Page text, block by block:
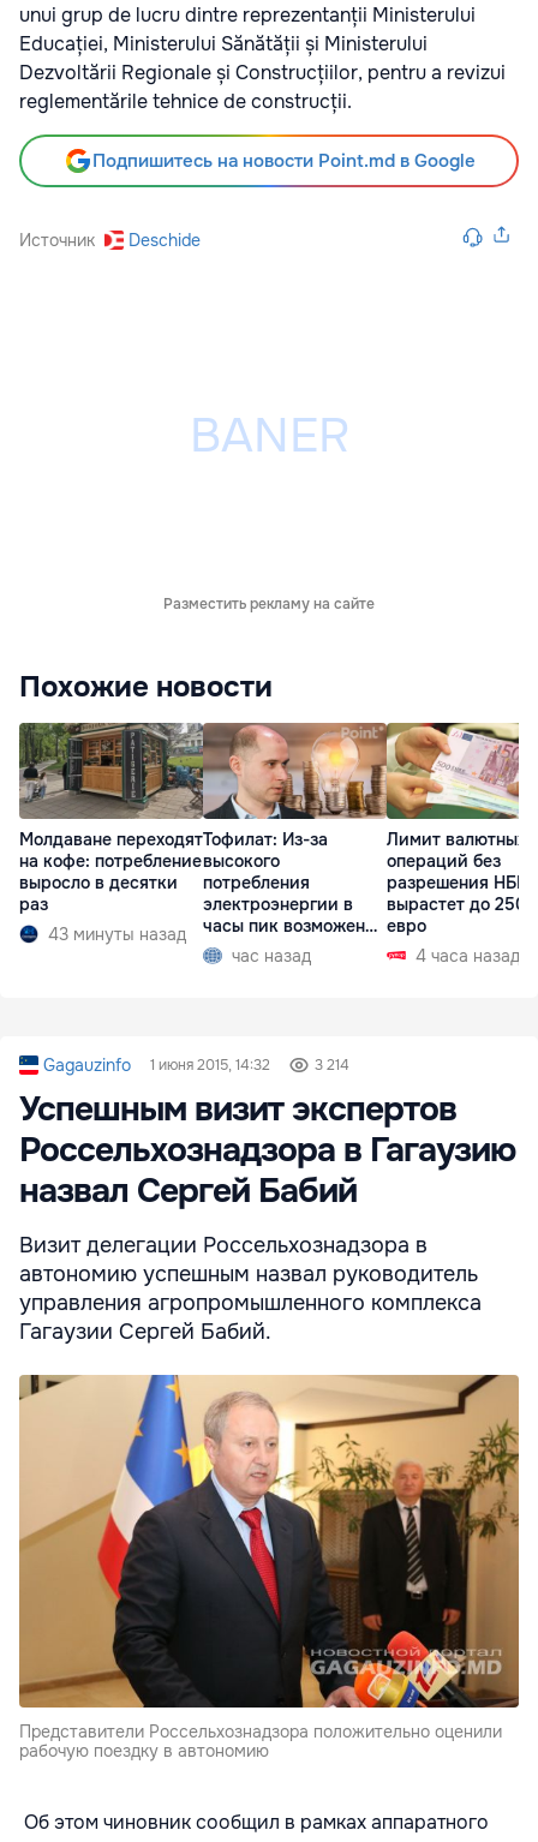
unui grup de lucru dintre reprezentanții Ministerului
Educației, Ministerului Sănătății și Ministerului
Dezvoltării Regionale și Construcțiilor, pentru a revizui
reglementările tehnice de construcții.
Подпишитесь на новости Point.md в Google
Источник Deschide
Разместить рекламу на сайте
Похожие новости
Молдаване переходят
на кофе: потребление
выросло в десятки
раз
43 минуты назад
Тофилат: Из-за
высокого
потребления
электроэнергии в
часы пик возможен
рост тарифов
час назад
Лимит валютных
операций без
разрешения НБМ
вырастет до 250
евро
4 часа назад
Gagauzinfo 1 июня 2015, 14:32 3 214
Успешным визит экспертов
Россельхознадзора в Гагаузию
назвал Сергей Бабий
Визит делегации Россельхознадзора в
автономию успешным назвал руководитель
управления агропромышленного комплекса
Гагаузии Сергей Бабий.
Представители Россельхознадзора положительно оценили
рабочую поездку в автономию
Об этом чиновник сообщил в рамках аппаратного